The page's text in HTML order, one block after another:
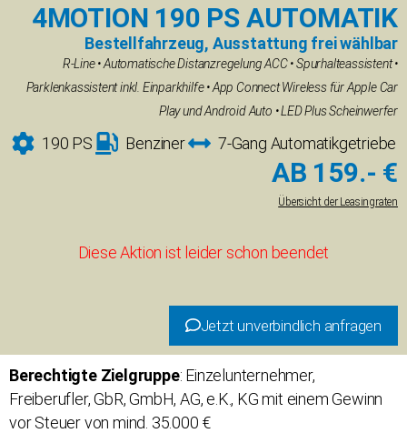
4MOTION 190 PS AUTOMATIK
Bestellfahrzeug, Ausstattung frei wählbar
R-Line • Automatische Distanzregelung ACC • Spurhalteassistent •
Parklenkassistent inkl. Einparkhilfe • App Connect Wireless für Apple Car
Play und Android Auto • LED Plus Scheinwerfer
190 PS Benziner 7-Gang Automatikgetriebe
AB 159.- €
Übersicht der Leasingraten
Diese Aktion ist leider schon beendet
Jetzt unverbindlich anfragen
Berechtigte Zielgruppe: Einzelunternehmer,
Freiberufler, GbR, GmbH, AG, e.K., KG mit einem Gewinn
vor Steuer von mind. 35.000 €